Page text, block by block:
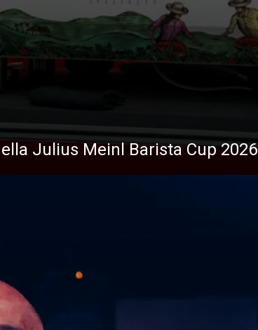
Julius Meinl Barista Cup 2026